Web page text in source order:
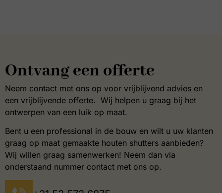
Ontvang een offerte
Neem contact met ons op voor vrijblijvend advies en
een vrijblijvende offerte. Wij helpen u graag bij het
ontwerpen van een luik op maat.
Bent u een professional in de bouw en wilt u uw klanten
graag op maat gemaakte houten shutters aanbieden?
Wij willen graag samenwerken! Neem dan via
onderstaand nummer contact met ons op.